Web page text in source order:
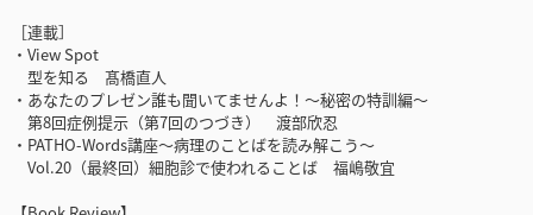
［連載］
・View Spot
型を知る 髙橋直人
・あなたのプレゼン誰も聞いてませんよ！～秘密の特訓編～
第8回症例提示（第7回のつづき） 渡部欣忍
・PATHO-Words講座～病理のことばを読み解こう～
Vol.20（最終回）細胞診で使われることば 福嶋敬宜